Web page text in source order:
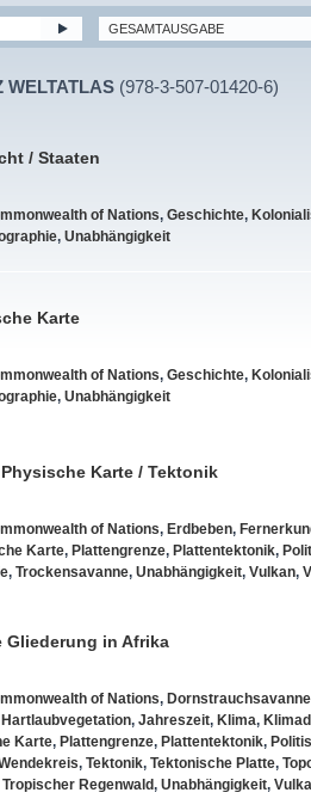
WELTATLAS (978-3-507-01420-6)
/ Staaten
of Nations, Geschichte,
, Unabhängigkeit
Karte
of Nations, Geschichte,
, Unabhängigkeit
Karte / Tektonik
of Nations, Erdbeben,
Karte, Plattengrenze, Plattentektonik,
, Trockensavanne, Unabhängigkeit, Vulkan,
Gliederung in Afrika
of Nations, Dornstrauchsavanne
Hartlaubvegetation, Jahreszeit, Klima,
Karte, Plattengrenze, Plattentektonik,
, Tektonik, Tektonische Platte,
Tropischer Regenwald, Unabhängigkeit,